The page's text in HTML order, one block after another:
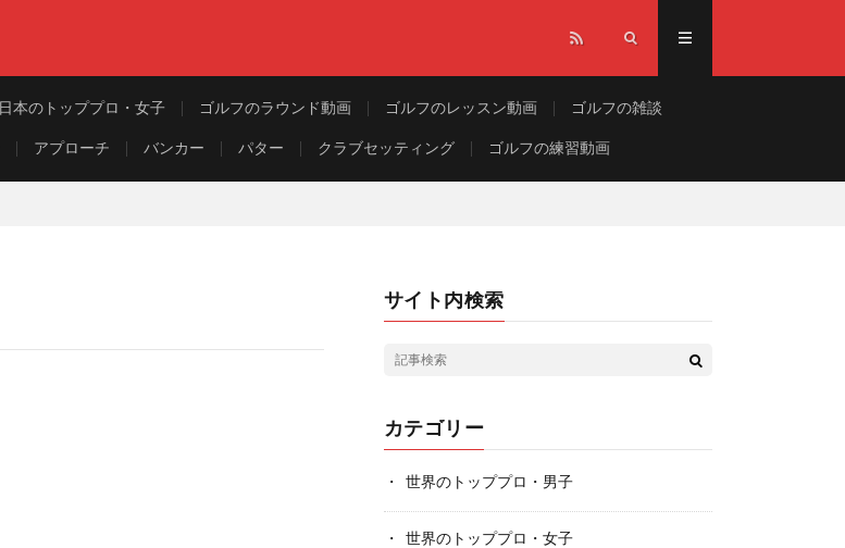
日本のトッププロ・女子 ゴルフのラウンド動画 ゴルフのレッスン動画 ゴルフの雑談
アプローチ バンカー パター クラブセッティング ゴルフの練習動画
サイト内検索
カテゴリー
世界のトッププロ・男子
世界のトッププロ・女子